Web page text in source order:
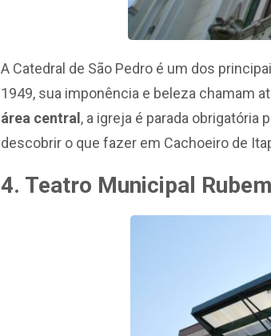
A Catedral de São Pedro é um dos
1949, sua imponência e beleza chamam
área central , a igreja é parada
descobrir o que fazer em Cachoeiro de
4. Teatro Municipal